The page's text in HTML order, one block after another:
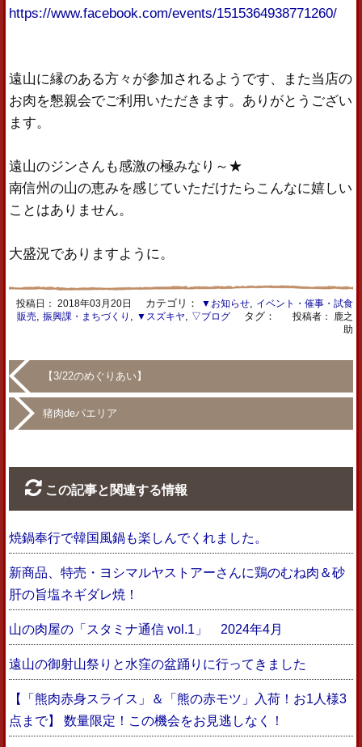
https://www.facebook.com/events/1515364938771260/
遠山に縁のある方々が参加されるようです、また当店の
お肉を懇親会でご利用いただきます。ありがとうござい
ます。
遠山のジンさんも感激の極みなり～★
南信州の山の恵みを感じていただけたらこんなに嬉しい
ことはありません。
大盛況でありますように。
投稿日： 2018年03月20日 カテゴリ： ▼お知らせ,
イベント・催事・試食
販売, 振興課・まちづくり ▼スズキヤ ▽ブログタグ： 投稿者： 鹿之
助
【3/22のめぐりあい】
猪肉deパエリア
この記事と関連する情報
焼鍋奉行で韓国風鍋も楽しんでくれました。
新商品、特売・ヨシマルヤストアーさんに鶏のむね肉＆砂
肝の旨塩ネギダレ焼！
山の肉屋の「スタミナ通信 vol.1」 2024年4月
遠山の御射山祭りと水窪の盆踊りに行ってきました
【「熊肉赤身スライス」＆「熊の赤モツ」入荷！お1人様3
点まで】 数量限定！この機会をお見逃しなく！